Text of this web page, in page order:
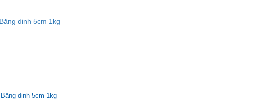
Băng dinh 5cm 1kg